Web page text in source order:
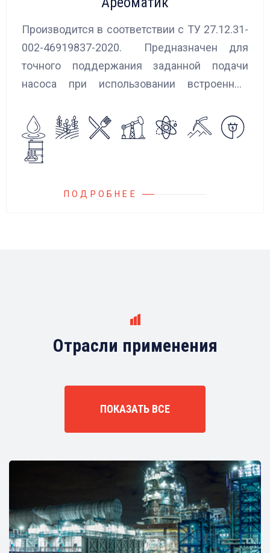
Производится в соответствии с ТУ 27.12.31-
002-46919837-2020. Предназначен для
точного поддержания заданной подачи
насоса при использовании встроенных
Блок управления Ареоматик совместим с
любыми насосами российских и
иностранных производителей.
ПОДРОБНЕЕ
Отрасли применения
ПОКАЗАТЬ ВСЕ